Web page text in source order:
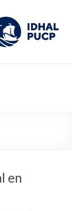
Latina de la PUCP
en